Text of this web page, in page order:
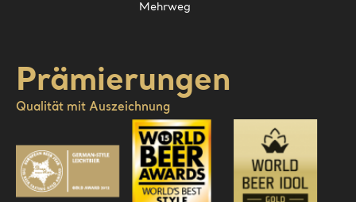
Mehrweg
Prämierungen
Qualität mit Auszeichnung